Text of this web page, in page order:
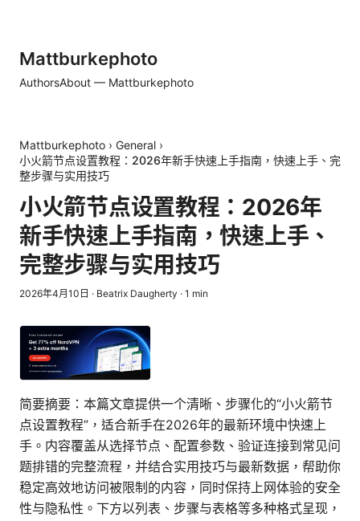
Mattburkephoto
AuthorsAbout — Mattburkephoto
Mattburkephoto › General ›
小火箭节点设置教程：2026年新手快速上手指南，快速上手、完
整步骤与实用技巧
小火箭节点设置教程：2026年
新手快速上手指南，快速上手、
完整步骤与实用技巧
2026年4月10日 · Beatrix Daugherty · 1 min
简要摘要：本篇文章提供一个清晰、步骤化的“小火箭节
点设置教程”，适合新手在2026年的最新环境中快速上
手。内容覆盖从选择节点、配置参数、验证连接到常见问
题排错的完整流程，并结合实用技巧与最新数据，帮助你
稳定高效地访问被限制的内容，同时保持上网体验的安全
性与隐私性。下方以列表、步骤与表格等多种格式呈现，